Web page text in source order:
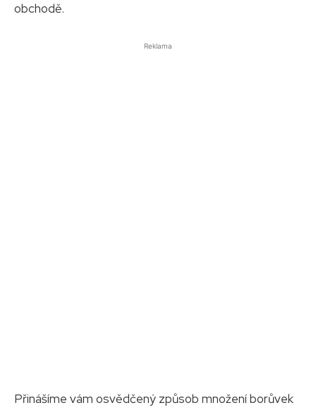
obchodě.
Reklama
Přinášíme vám osvědčený způsob množení borůvek